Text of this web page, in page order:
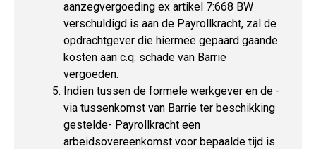
aanzegvergoeding ex artikel 7:668 BW
verschuldigd is aan de Payrollkracht, zal de
opdrachtgever die hiermee gepaard gaande
kosten aan c.q. schade van Barrie
vergoeden.
Indien tussen de formele werkgever en de -
via tussenkomst van Barrie ter beschikking
gestelde- Payrollkracht een
arbeidsovereenkomst voor bepaalde tijd is